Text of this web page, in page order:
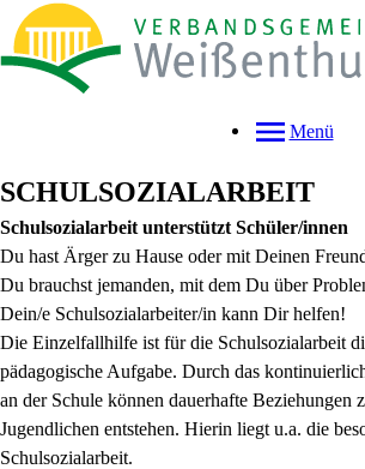
Menü
SCHULSOZIALARBEIT
Schulsozialarbeit unterstützt Schüler/innen
Du hast Ärger zu Hause oder mit Deinen
Du brauchst jemanden, mit dem Du über
Dein/e Schulsozialarbeiter/in kann Dir helfen!
Die Einzelfallhilfe ist für die Schulsozialarbeit
pädagogische Aufgabe. Durch das
an der Schule können dauerhafte Beziehungen
Jugendlichen entstehen. Hierin liegt u.a. die
Schulsozialarbeit.